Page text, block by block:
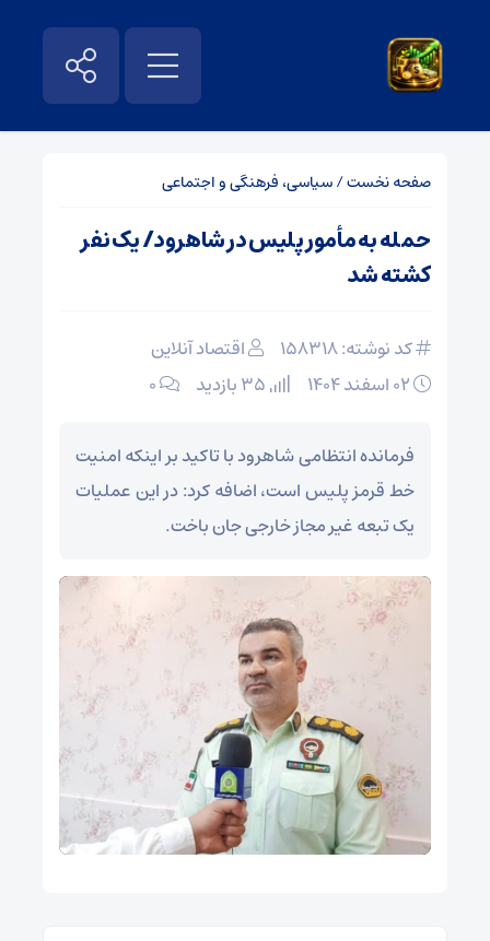
صفحه نخست/سیاسی، فرهنگی و اجتماعی
حمله به مأمور پلیس در شاهرود/ یک نفر
کشته شد
کد نوشته: 158318
اقتصاد آنلاین
۰
فرمانده انتظامی شاهرود با تاکید بر اینکه امنیت
خط قرمز پلیس است، اضافه کرد: در این عملیات
یک تبعه غیر مجاز خارجی جان باخت.